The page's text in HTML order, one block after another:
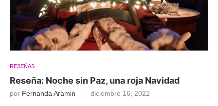
RESEÑAS
Reseña: Noche sin Paz, una roja Navidad
por Fernanda Aramin diciembre 16, 2022